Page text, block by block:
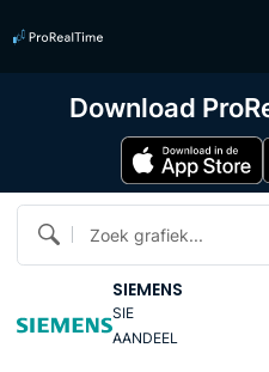
Zoek grafiek...
SIEMENS
SIE
AANDEEL
Download